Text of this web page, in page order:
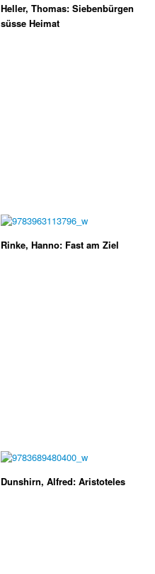
Heller, Thomas: Siebenbürgen
süsse Heimat
Rinke, Hanno: Fast am Ziel
Dunshirn, Alfred: Aristoteles